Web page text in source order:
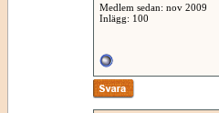
Medlem sedan: nov 2009
Inlägg: 100